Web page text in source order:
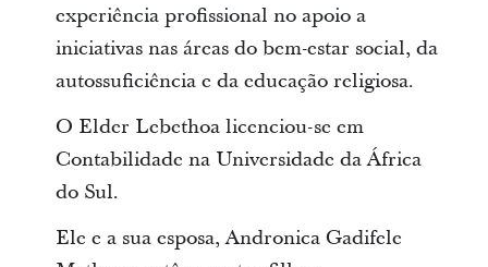
experiência profissional no apoio a
iniciativas nas áreas do bem-estar social, da
autossuficiência e da educação religiosa.
O Elder Lebethoa licenciou-se em
Contabilidade na Universidade da África
do Sul.
Ele e a sua esposa, Andronica Gadifele